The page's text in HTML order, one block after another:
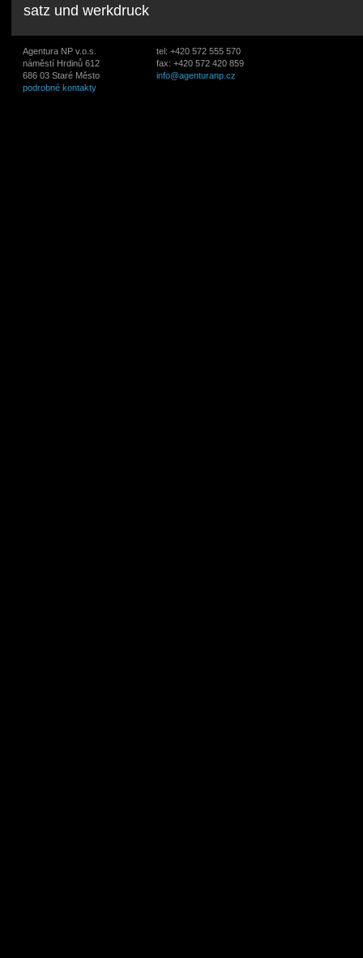
satz und werkdruck
Agentura NP v.o.s.
náměstí Hrdinů 612
686 03 Staré Město
podrobné kontakty
tel: +420 572 555 570
fax: +420 572 420 859
info@agenturanp.cz